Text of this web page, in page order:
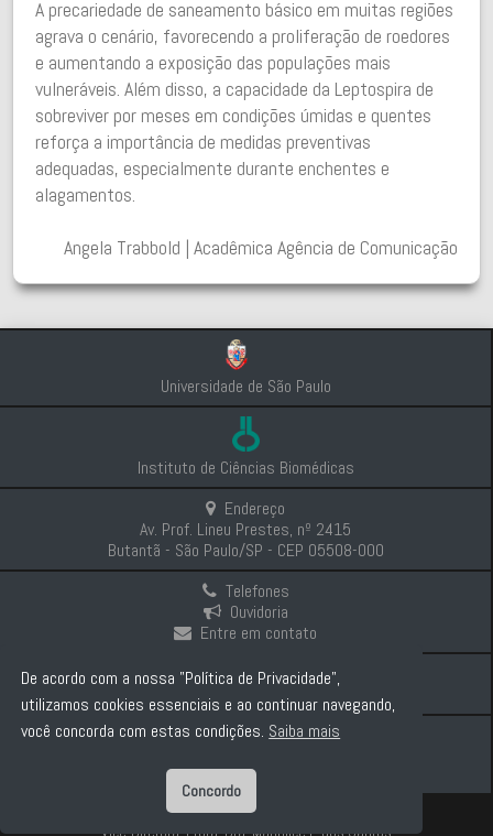
A precariedade de saneamento básico em muitas regiões
agrava o cenário, favorecendo a proliferação de roedores
e aumentando a exposição das populações mais
vulneráveis. Além disso, a capacidade da Leptospira de
sobreviver por meses em condições úmidas e quentes
reforça a importância de medidas preventivas
adequadas, especialmente durante enchentes e
alagamentos.
Angela Trabbold | Acadêmica Agência de Comunicação
Universidade de São Paulo
Instituto de Ciências Biomédicas
Endereço
Av. Prof. Lineu Prestes, nº 2415
Butantã - São Paulo/SP - CEP 05508-000
Telefones
Ouvidoria
Entre em contato
Intranet
Comunicação e Imprensa
Politica de Privacidade
Diretor: Prof. Dr. Carlos Pelleschi Taborda
Vice-Diretora: Profa. Dra. Marinilce F. dos Santos
De acordo com a nossa "Política de Privacidade",
utilizamos cookies essenciais e ao continuar navegando,
você concorda com estas condições. Saiba mais
Concordo